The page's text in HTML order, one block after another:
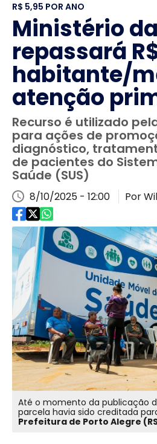
R$ 5,95 POR ANO
Ministério
repassará
habitante/
atenção
Recurso é utilizado
para ações de
diagnóstico,
de pacientes do
Saúde (SUS)
8/10/2025 - 12:00 Por
Até o momento da publicação
Prefeitura de Porto Alegre